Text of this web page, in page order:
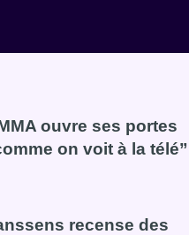
ouvre ses portes
on voit à la télé”
de MMA ouvre ses portes à
recense des